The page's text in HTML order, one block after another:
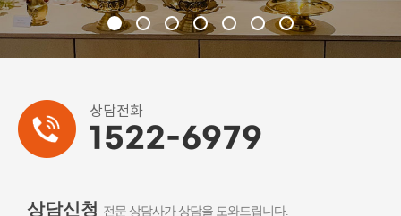
우리아이들의 평온한 안식처가 될수있는
대구에서 가까운
사랑하는 반려동물의 마지막을 위해
정성과마음으로 준비합니다.
대표전화 1522-6979
대구·경북
사랑하는 반려동물의 마지막 쉼터
프리미엄최신
우리아이들의 평온한 안식처가 될수있는
대구에서 가까운
사랑하는 반려동물의 마지막을 위해
정성과마음으로 준비합니다.
상담전화
1522-6979
상담신청 전문 상담사가 상담을 도와드립니다.